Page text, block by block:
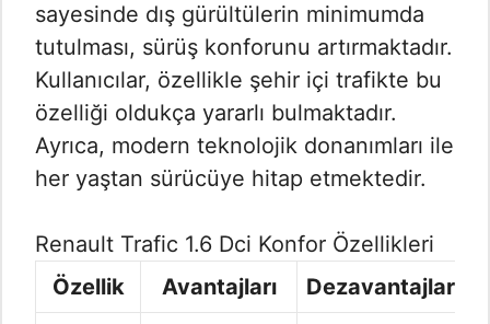
sayesinde dış gürültülerin minimumda
tutulması, sürüş konforunu artırmaktadır.
Kullanıcılar, özellikle şehir içi trafikte bu
özelliği oldukça yararlı bulmaktadır.
Ayrıca, modern teknolojik donanımları ile
her yaştan sürücüye hitap etmektedir.
Renault Trafic 1.6 Dci Konfor Özellikleri
Özellik
Avantajları Dezavantajları